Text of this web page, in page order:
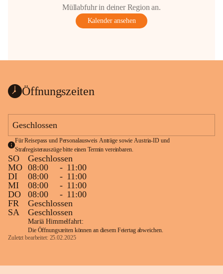
Müllabfuhr in deiner Region an.
Kalender ansehen
Öffnungszeiten
Geschlossen
Für Reisepass und Personalausweis Anträge sowie Austria-ID und
Strafregisterauszüge bitte einen Termin vereinbaren.
SO
Geschlossen
MO 08:00 - 11:00
DI
08:00 - 11:00
MI
08:00 - 11:00
DO
08:00 - 11:00
FR
Geschlossen
SA
Geschlossen
Mariä Himmelfahrt:
Die Öffnungszeiten können an diesem Feiertag abweichen.
Zuletzt bearbeitet: 25.02.2025